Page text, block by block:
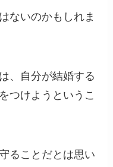
ないのかもしれま
、自分が結婚する
つけようというこ
ることだとは思い